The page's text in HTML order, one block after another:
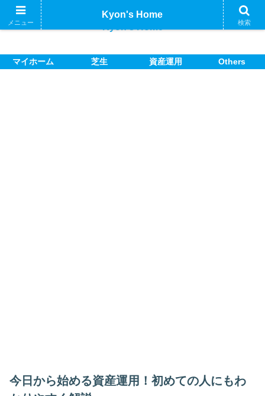
マイホーム 芝生 資産運用 Others
今日から始める資産運用！初めての人にもわ
メニュー
Kyon's Home
検索